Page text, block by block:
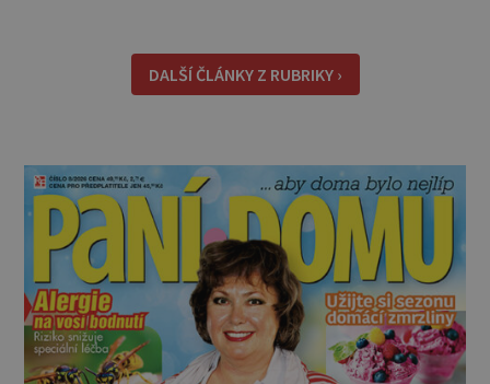
Napínací prostěradla: Jsou pohodlná, snadno
se s nimi manipu
DALŠÍ ČLÁNKY Z RUBRIKY ›